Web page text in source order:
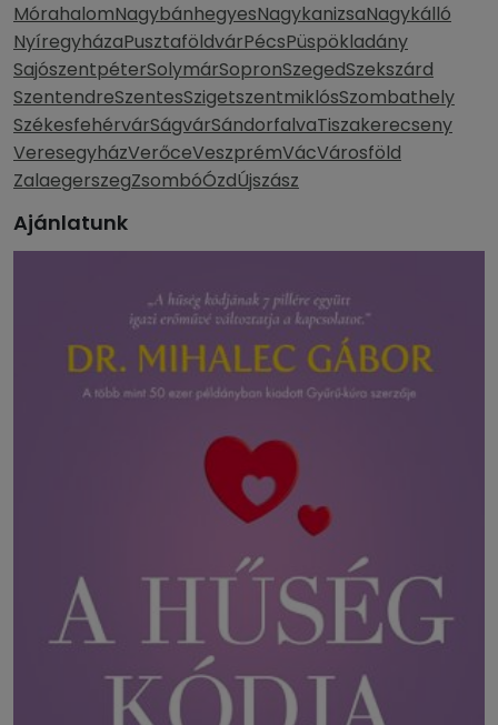
MórahalomNagybánhegyesNagykanizsaNagykálló
NyíregyházaPusztaföldvárPécsPüspökladány
SajószentpéterSolymárSopronSzegedSzekszárd
SzentendreSzentesSzigetszentmiklósSzombathely
SzékesfehérvárSágvárSándorfalvaTiszakerecseny
VeresegyházVerőceVeszprémVácVárosföld
ZalaegerszegZsombóÓzdÚjszász
Ajánlatunk